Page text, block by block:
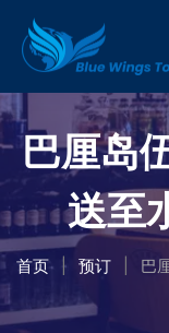
巴厘岛
送至
首页 | 预订 巴